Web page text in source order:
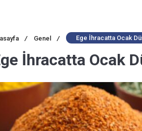
/ Genel / Ege İhracatta Ocak
İhracatta Ocak